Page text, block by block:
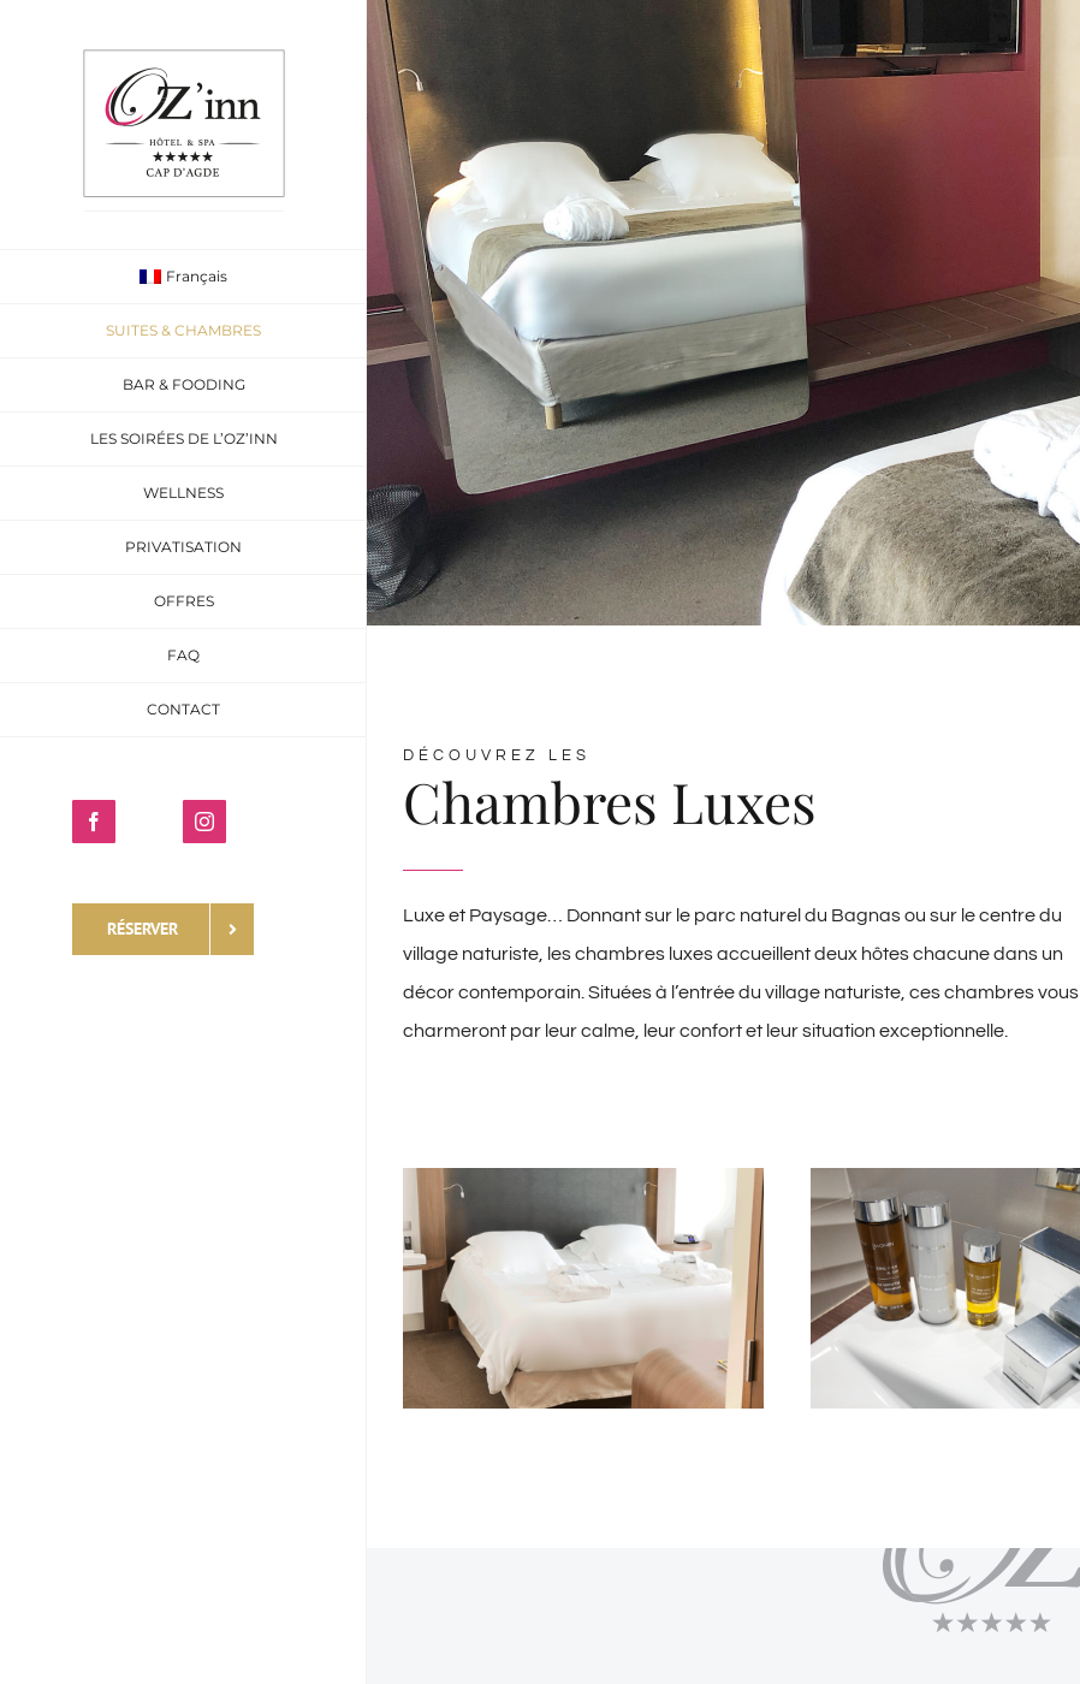
Français
SUITES & CHAMBRES
BAR & FOODING
LES SOIRÉES DE L’OZ’INN
WELLNESS
PRIVATISATION
OFFRES
FAQ
CONTACT
FacebookAdvisorInstagram
RÉSERVER
DÉCOUVREZ LES
Chambres Luxes
Luxe et Paysage… Donnant sur le parc naturel du Bagnas ou sur le centre du
village naturiste, les chambres luxes accueillent deux hôtes chacune dans un
décor contemporain. Situées à l’entrée du village naturiste, ces chambres vous
charmeront par leur calme, leur confort et leur situation exceptionnelle.